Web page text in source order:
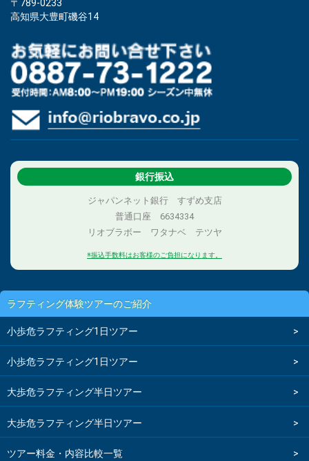
〒789-0233
高知県大豊町磯谷14
銀行振込
ジャパンネット銀行 すずめ支店
普通口座 6634334
リオブラボー ワタナベ テツヤ
※振込手数料はお客様のご負担になります。
ラフティング体験ツアーのご紹介
小歩危ラフティング1日ツアー
小歩危ラフティング1日ツアー
大歩危ラフティング半日ツアー
大歩危ラフティング半日ツアー
ツアー料金・内容比較一覧